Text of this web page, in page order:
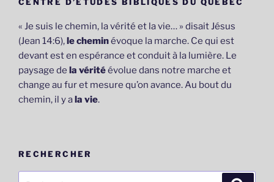
« Je suis le chemin, la vérité et la vie… » disait Jésus
(Jean 14:6),le cheminévoque la marche. Ce qui est
devant est en espérance et conduit à la lumière. Le
paysage de la véritéévolue dans notre marche et
change au fur et mesure qu’on avance. Au bout du
chemin, il y ala vie.
RECHERCHER